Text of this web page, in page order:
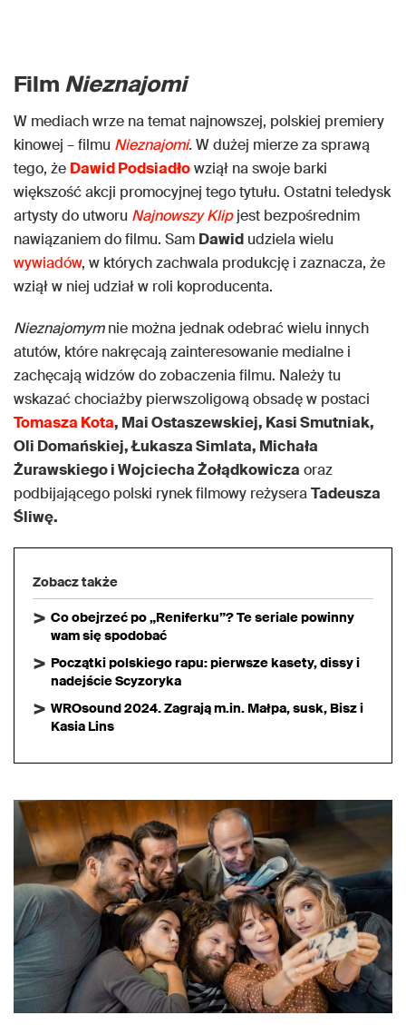
Film Nieznajomi
W mediach wrze na temat najnowszej, polskiej premiery
kinowej – filmu Nieznajomi.W dużej mierze za sprawą
tego, że Dawid Podsiadłowziął na swoje barki
większość akcji promocyjnej tego tytułu. Ostatni teledysk
artysty do utworu Najnowszy Klipjest bezpośrednim
nawiązaniem do filmu. Sam Dawid udziela wielu
wywiadów, w których zachwala produkcję i zaznacza, że
wziął w niej udział w roli koproducenta.
Nieznajomymnie można jednak odebrać wielu innych
atutów, które nakręcają zainteresowanie medialne i
zachęcają widzów do zobaczenia filmu. Należy tu
wskazać chociażby pierwszoligową obsadę w postaci
Tomasza Kota, Mai Ostaszewskiej, Kasi Smutniak,
Oli Domańskiej, Łukasza Simlata, Michała
Żurawskiego i Wojciecha Żołądkowicza oraz
podbijającego polski rynek filmowy reżyseraTadeusza
Śliwę.
Zobacz także
Co obejrzeć po „Reniferku”? Te seriale powinny
wam się spodobać
Początki polskiego rapu: pierwsze kasety, dissy i
nadejście Scyzoryka
WROsound 2024. Zagrają m.in. Małpa, susk, Bisz i
Kasia Lins